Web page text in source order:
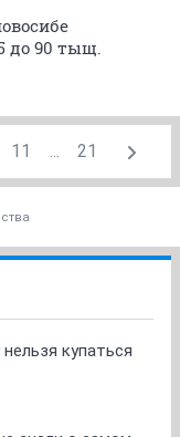
до 90 тыщ.
11 ... 21
купаться